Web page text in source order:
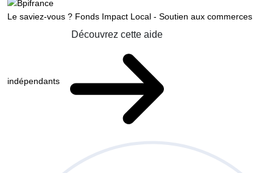
Le saviez-vous ? Fonds Impact Local - Soutien aux commerces
indépendants
Découvrez cette aide